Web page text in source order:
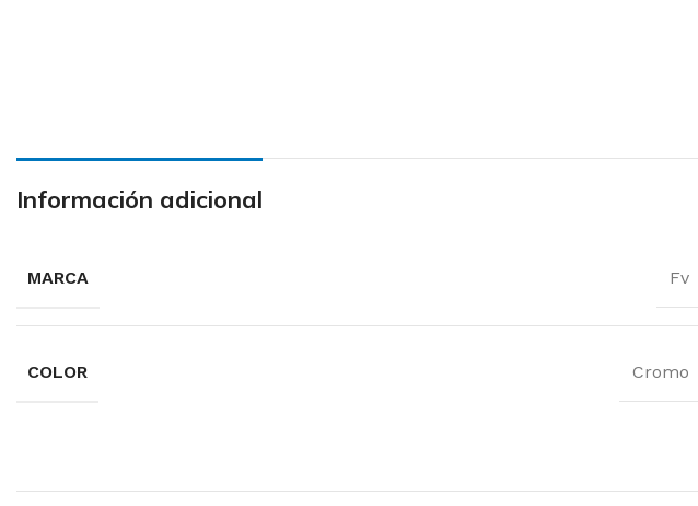
Información adicional
MARCA Fv
COLOR Cromo